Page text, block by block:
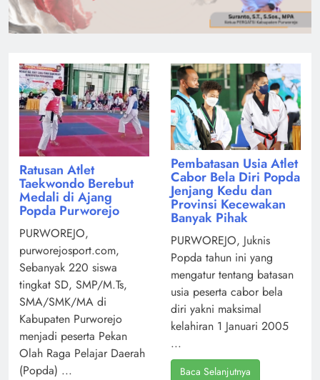
Ratusan Atlet
Taekwondo Berebut
Medali di Ajang
Popda Purworejo
PURWOREJO,
purworejosport.com,
Sebanyak 220 siswa
tingkat SD, SMP/M.Ts,
SMA/SMK/MA di
Kabupaten Purworejo
menjadi peserta Pekan
Olah Raga Pelajar Daerah
(Popda) ...
Pembatasan Usia Atlet
Cabor Bela Diri Popda
Jenjang Kedu dan
Provinsi Kecewakan
Banyak Pihak
PURWOREJO, Juknis
Popda tahun ini yang
mengatur tentang batasan
usia peserta cabor bela
diri yakni maksimal
kelahiran 1 Januari 2005
...
Baca Selanjutnya